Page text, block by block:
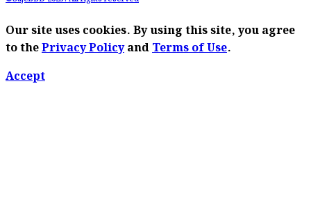
Our site uses cookies. By using this site, you agree
to thePrivacy PolicyandTerms of Use.
Accept